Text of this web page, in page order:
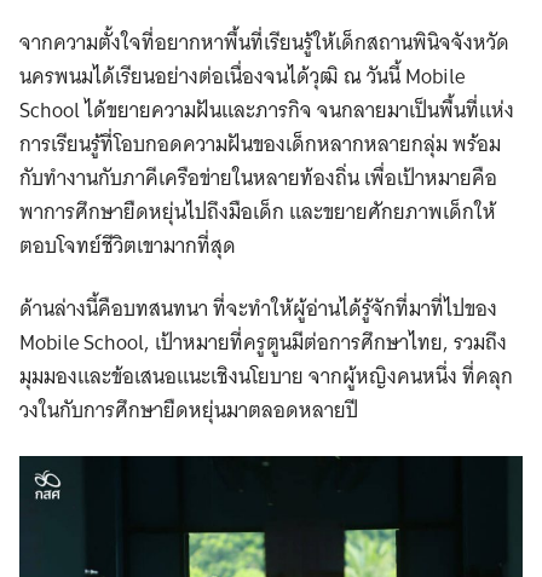
จากความตั้งใจที่อยากหาพื้นที่เรียนรู้ให้เด็กสถานพินิจจังหวัด
นครพนมได้เรียนอย่างต่อเนื่องจนได้วุฒิ ณ วันนี้ Mobile
School ได้ขยายความฝันและภารกิจ จนกลายมาเป็นพื้นที่แห่ง
การเรียนรู้ที่โอบกอดความฝันของเด็กหลากหลายกลุ่ม พร้อม
กับทำงานกับภาคีเครือข่ายในหลายท้องถิ่น เพื่อเป้าหมายคือ
พาการศึกษายืดหยุ่นไปถึงมือเด็ก และขยายศักยภาพเด็กให้
ตอบโจทย์ชีวิตเขามากที่สุด
ด้านล่างนี้คือบทสนทนา ที่จะทำให้ผู้อ่านได้รู้จักที่มาที่ไปของ
Mobile School, เป้าหมายที่ครูตูนมีต่อการศึกษาไทย, รวมถึง
มุมมองและข้อเสนอแนะเชิงนโยบาย จากผู้หญิงคนหนึ่ง ที่คลุก
วงในกับการศึกษายืดหยุ่นมาตลอดหลายปี